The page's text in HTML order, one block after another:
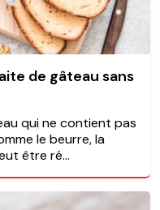
de gâteau sans
qui ne contient pas
le beurre, la
être ré...